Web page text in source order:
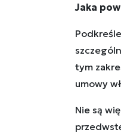
Jaka
tym
umowy
Nie są